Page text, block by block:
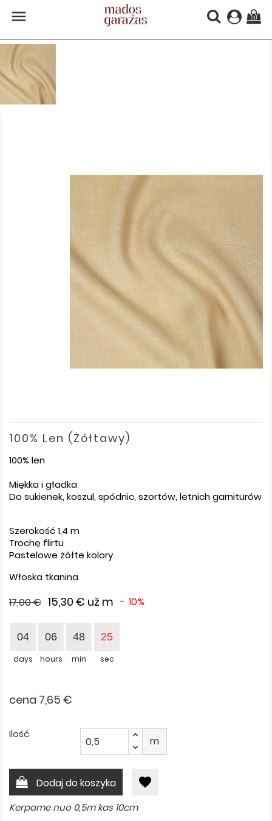
 (0)
100% Len (żółtawy)
100% len
Miękka i gładka
Do sukienek, koszul, spódnic, szortów, letnich garniturów
Szerokość 1,4 m
Trochę flirtu
Pastelowe żółte kolory
Włoska tkanina
15,30 € už m - 10%
17,00 €
04
days
06
hours
48
min
25
sec
cena 7,65 €
Ilość
m
Dodaj do koszyka favorite
Kerpame nuo 0,5m kas 10cm